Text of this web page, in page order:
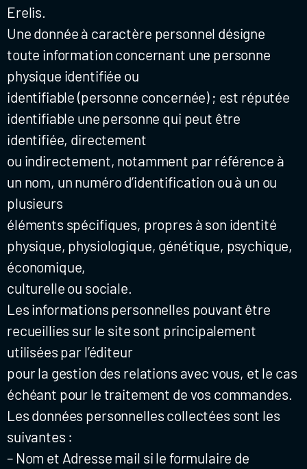
Erelis.
Une donnée à caractère personnel désigne
toute information concernant une personne
physique identifiée ou
identifiable (personne concernée) ; est réputée
identifiable une personne qui peut être
identifiée, directement
ou indirectement, notamment par référence à
un nom, un numéro d’identification ou à un ou
plusieurs
éléments spécifiques, propres à son identité
physique, physiologique, génétique, psychique,
économique,
culturelle ou sociale.
Les informations personnelles pouvant être
recueillies sur le site sont principalement
utilisées par l’éditeur
pour la gestion des relations avec vous, et le cas
échéant pour le traitement de vos commandes.
Les données personnelles collectées sont les
suivantes :
– Nom et Adresse mail si le formulaire de